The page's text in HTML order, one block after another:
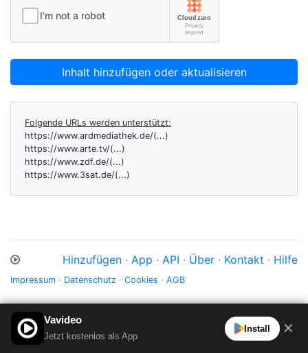
Inhalt hinzufügen oder aktualisieren
Folgende URLs werden unterstützt:
https://www.ardmediathek.de/(...)
https://www.arte.tv/(...)
https://www.zdf.de/(...)
https://www.3sat.de/(...)
Hinzufügen · App · API · Über · Kontakt · Hilfe
Impressum · Datenschutz · Cookies · AGB
Vavideo
Jetzt kostenlos als App
Install ✕